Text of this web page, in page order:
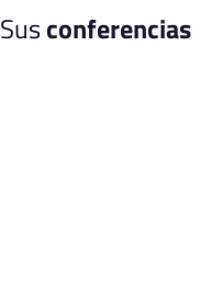
Susconferencias